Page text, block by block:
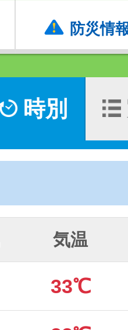
防災情
時別
気温
33℃